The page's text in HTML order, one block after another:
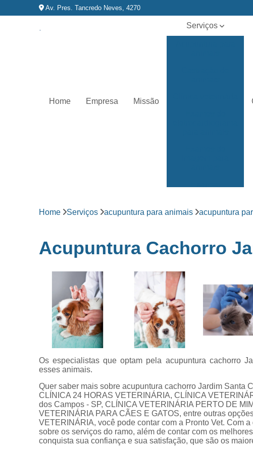
Av. Pres. Tancredo Neves, 4270
Home Empresa Missão
Serviços
Fisioterapia para
para animais
Vacina para
animais
Veterinários 24
horas
Veterinários
Home Serviços acupuntura para animais acupuntura
Acupuntura Cachorro
Os especialistas que optam pela acupuntura cachorro
esses animais.
Quer saber mais sobre acupuntura cachorro Jardim Santa
CLÍNICA 24 HORAS VETERINÁRIA, CLÍNICA
dos Campos - SP, CLÍNICA VETERINÁRIA PERTO DE
VETERINÁRIA PARA CÃES E GATOS, entre outras
VETERINÁRIA, você pode contar com a Pronto Vet. Com
sobre os serviços do ramo, além de contar com os
conquista sua confiança e sua satisfação, que são os